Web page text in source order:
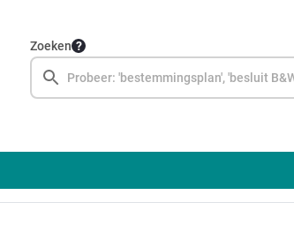
Zoeken